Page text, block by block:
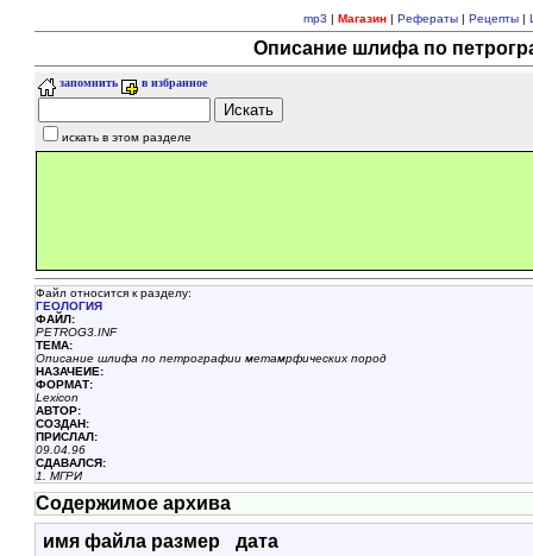
mp3 | Магазин| Рефераты| Рецепты|
Описание шлифа по
запомнить в избранное
искать в этом разделе
Файл относится к разделу:
ГЕОЛОГИЯ
ФАЙЛ:
PETROG3.INF
ТЕМА:
Описание шлифа по петрографии метамрфических пород
НАЗАЧЕИЕ:
ФОРМАТ:
Lexicon
АВТОР:
СОЗДАН:
ПРИСЛАЛ:
09.04.96
СДАВАЛСЯ:
1. МГРИ
Содержимое архива
имя файла размер дата